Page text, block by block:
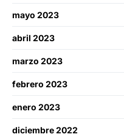
mayo 2023
abril 2023
marzo 2023
febrero 2023
enero 2023
diciembre 2022